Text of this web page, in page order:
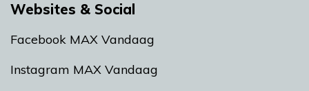
Websites & Social
Facebook MAX Vandaag
Instagram MAX Vandaag